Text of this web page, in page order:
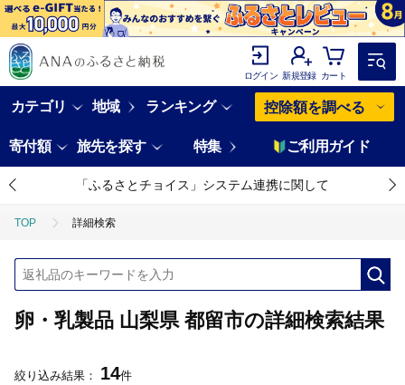
ログイン 新規登録 カート
カテゴリ 地域 ランキング 控除額を調べる
寄付額 旅先を探す 特集 ご利用ガイド
「ふるさとチョイス」システム連携に関して
TOP 詳細検索
卵・乳製品 山梨県 都留市の詳細検索結果
絞り込み結果： 14件